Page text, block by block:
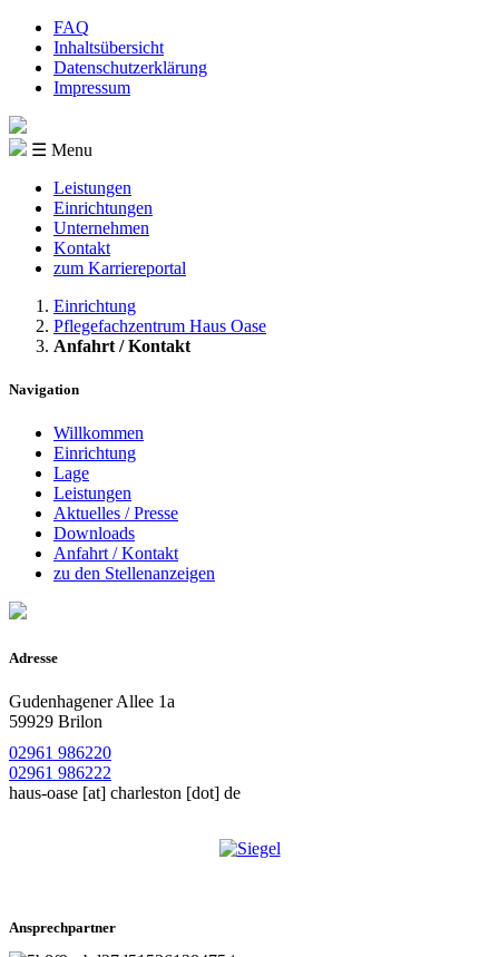
FAQ
Inhaltsübersicht
Datenschutzerklärung
Impressum
☰ Menu
Leistungen
Einrichtungen
Unternehmen
Kontakt
zum Karriereportal
Einrichtung
Pflegefachzentrum Haus Oase
Anfahrt / Kontakt
Navigation
Willkommen
Einrichtung
Lage
Leistungen
Aktuelles / Presse
Downloads
Anfahrt / Kontakt
zu den Stellenanzeigen
Adresse
Gudenhagener Allee 1a
59929 Brilon
02961 986220
02961 986222
haus-oase [at] charleston [dot] de
Ansprechpartner